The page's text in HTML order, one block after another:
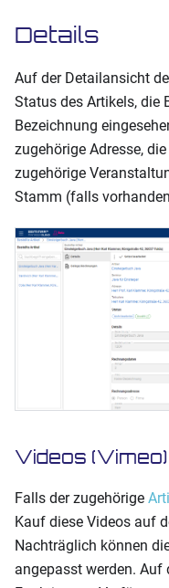
Details
Auf der Detailansicht
Status des Artikels, die
Bezeichnung
zugehörige Adresse,
zugehörige
Stamm (falls
Videos (Vimeo)
Falls der zugehörige
Kauf diese Videos auf
Nachträglich können
angepasst werden. Auf